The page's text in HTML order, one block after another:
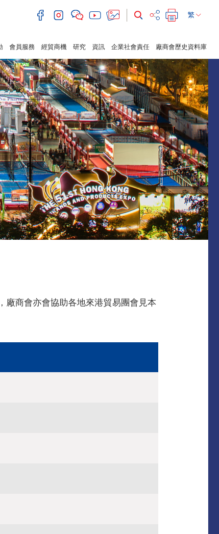
繁
會員服務 經貿商機 研究 資訊 企業社會責任 廠商會歷史資料庫
廠商會亦會協助各地來港貿易團會見本